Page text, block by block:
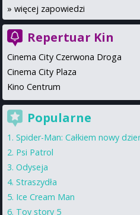
» więcej zapowiedzi
Repertuar Kin
Cinema City Czerwona Droga
Cinema City Plaza
Kino Centrum
Popularne
Spider-Man: Całkiem nowy
Psi Patrol
Odyseja
Straszydła
Ice Cream Man
Toy story 5